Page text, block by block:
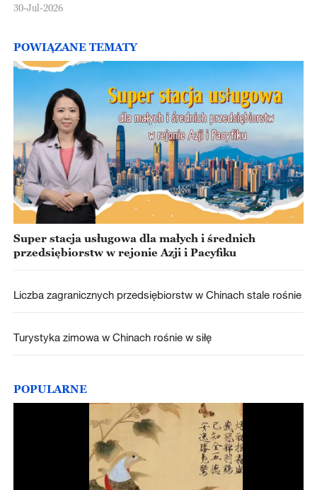
30-Jul-2026
POWIĄZANE TEMATY
Super stacja usługowa dla małych i średnich
przedsiębiorstw w rejonie Azji i Pacyfiku
Liczba zagranicznych przedsiębiorstw w Chinach stale rośnie
Turystyka zimowa w Chinach rośnie w siłę
POPULARNE